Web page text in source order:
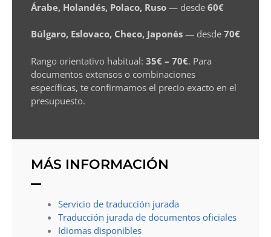
Árabe, Holandés, Polaco, Ruso — desde 60€
Búlgaro, Eslovaco, Checo, Japonés — desde 70€
Rango orientativo habitual: 35€ – 70€. Para
documentos extensos o combinaciones
específicas, te confirmamos el precio exacto en el
presupuesto.
MÁS INFORMACIÓN
Servicio de traducción jurada
Traducción jurada de documentos oficiales
Idiomas disponibles